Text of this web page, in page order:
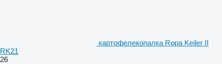
картофелекопалка Ropa Keiler II
RK21
26